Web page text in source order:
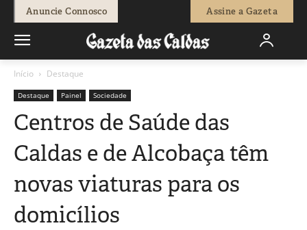
Anuncie Connosco Assine a Gazeta
Início Destaque
Destaque Painel Sociedade
Centros de Saúde das
Caldas e de Alcobaça têm
novas viaturas para os
domicílios